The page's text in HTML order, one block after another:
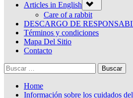
Articles in English
sub-
menu
Care of a rabbit
DESCARGO DE
Términos y condiciones
Mapa Del Sitio
Contacto
Buscar:
Home
Información sobre los cuidados